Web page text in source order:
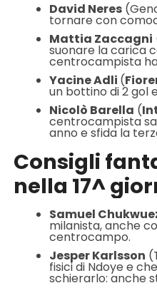
David Neres
tornare con
Mattia Zaccagni
suonare la carica
centrocampista
Yacine Adli (
un bottino di 2 gol
Nicolò Barella (
centrocampista
anno e sfida la
Consigli
nella 17^
Samuel
milanista, anche
centrocampo.
Jesper Karlsson
fisici di Ndoye e
schierarlo: anche